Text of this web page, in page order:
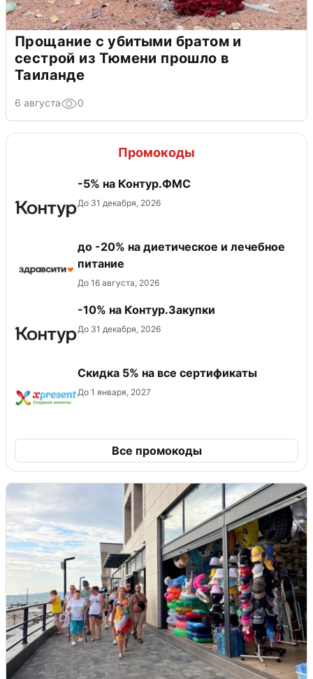
Прощание с убитыми братом и
сестрой из Тюмени прошло в
Таиланде
6 августа 0
Промокоды
-5% на Контур.ФМС
До 31 декабря, 2026
до -20% на диетическое и лечебное
питание
До 16 августа, 2026
-10% на Контур.Закупки
До 31 декабря, 2026
Скидка 5% на все сертификаты
До 1 января, 2027
Все промокоды